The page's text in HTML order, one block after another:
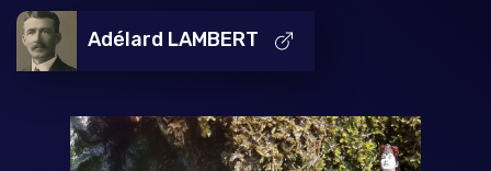
Adélard LAMBERT